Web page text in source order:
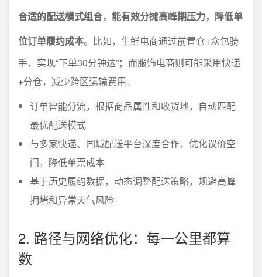
合适的配送模式组合，能有效分摊高峰期压力，降低单
位订单履约成本。比如，生鲜电商通过前置仓+众包骑
手，实现“下单30分钟达”；而服饰电商则可能采用快递
+分仓，减少跨区运输费用。
订单智能分流，根据商品属性和收货地，自动匹配
最优配送模式
与多家快递、同城配送平台深度合作，优化议价空
间，降低单票成本
基于历史履约数据，动态调整配送策略，规避高峰
拥堵和异常天气风险
2. 路径与网络优化：每一公里都算
数